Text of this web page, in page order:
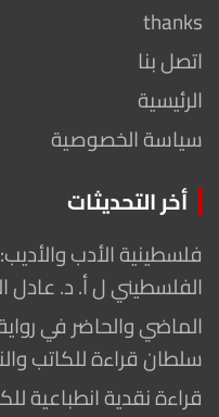
thanks
اتصل بنا
الرئيسية
سياسة الخصوصية
أخر التحديثات
فلسطينية الأدب
الفلسطيني ل أ. د. عادل
الماضي والحاضر في
سلطان قراءة للكاتب
قراءة نقدية انطباعية